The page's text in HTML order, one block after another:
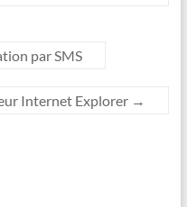
par SMS
Internet Explorer →